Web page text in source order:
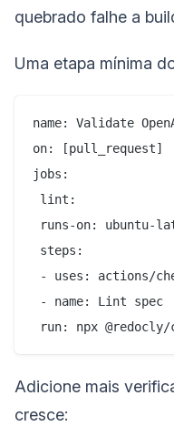
quebrado falhe a
Uma etapa mínima
name: Validate
on: [pull_request]
jobs:
lint:
runs-on: ubuntu-
steps:
- uses: actions/
- name: Lint spec
Adicione mais
cresce: